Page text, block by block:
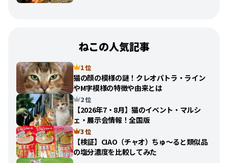
ねこの人気記事
1 位
猫の顔の模様の謎！クレオパトラ・ライン
やM字模様の特徴や由来とは
2 位
【2026年7・8月】猫のイベント・マルシ
ェ・展示会情報！全国版
3 位
【検証】CIAO（チャオ）ちゅ〜ると類似品
の塩分濃度を比較してみた